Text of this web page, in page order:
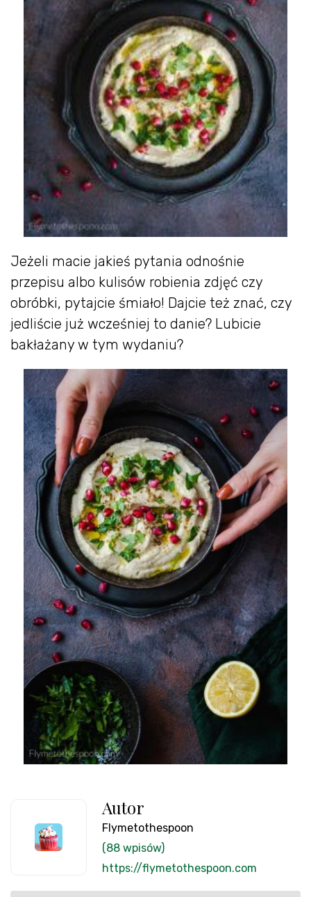
Jeżeli macie jakieś pytania odnośnie
przepisu albo kulisów robienia zdjęć czy
obróbki, pytajcie śmiało! Dajcie też znać, czy
jedliście już wcześniej to danie? Lubicie
bakłażany w tym wydaniu?
Autor
Flymetothespoon
(88 wpisów)
https://flymetothespoon.com